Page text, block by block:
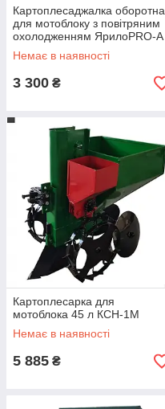
Картоплесаджалка оборотна
для мотоблоку з повітряним
охолодженням ЯрилоPRO-A
Однорядна
Немає в наявності
3 300 ₴
Картоплесарка для
мотоблока 45 л КСН-1М
Немає в наявності
5 885 ₴